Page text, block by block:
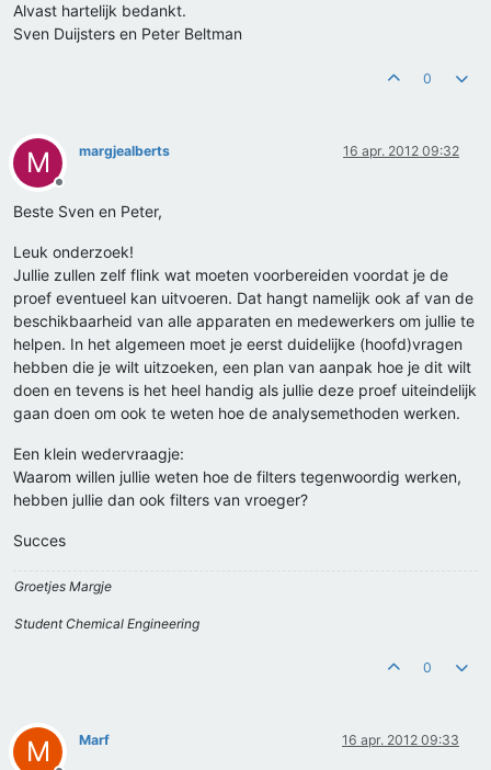
Alvast hartelijk bedankt.
Sven Duijsters en Peter Beltman
0
M
Offline
margjealberts 16 apr. 2012 09:32
Beste Sven en Peter,
Leuk onderzoek!
Jullie zullen zelf flink wat moeten voorbereiden voordat je de
proef eventueel kan uitvoeren. Dat hangt namelijk ook af van de
beschikbaarheid van alle apparaten en medewerkers om jullie te
helpen. In het algemeen moet je eerst duidelijke (hoofd)vragen
hebben die je wilt uitzoeken, een plan van aanpak hoe je dit wilt
doen en tevens is het heel handig als jullie deze proef uiteindelijk
gaan doen om ook te weten hoe de analysemethoden werken.
Een klein wedervraagje:
Waarom willen jullie weten hoe de filters tegenwoordig werken,
hebben jullie dan ook filters van vroeger?
Succes
Groetjes Margje
Student Chemical Engineering
0
M Marf 16 apr. 2012 09:33